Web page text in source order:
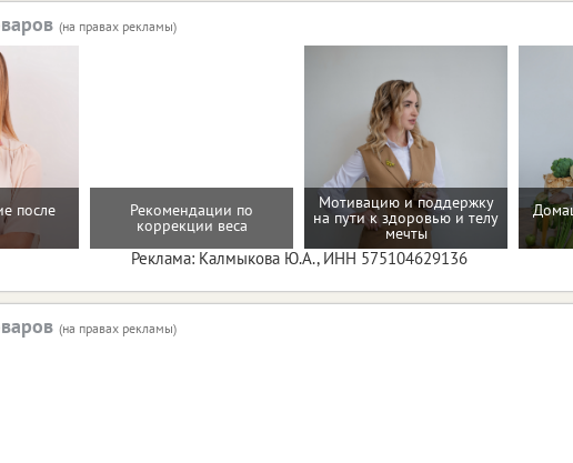
(на правах рекламы)
после Рекомендации по
коррекции веса
Мотивацию и поддержку
на пути к здоровью и телу
мечты
Реклама: Калмыкова Ю.А., ИНН 575104629136
(на правах рекламы)